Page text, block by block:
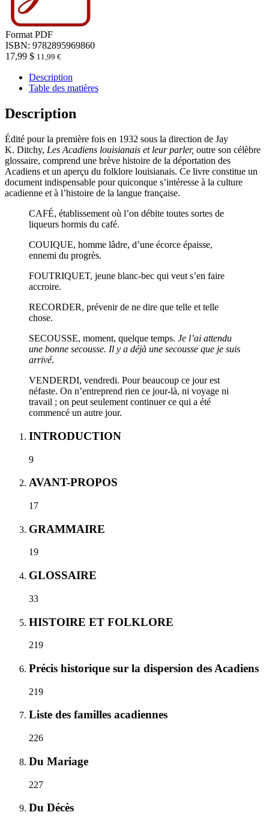
Format PDF
ISBN: 9782895969860
17,99 $ 11,99 €
Description
Table des matières
Description
Édité pour la première fois en 1932 sous la direction de Jay
K. Ditchy, Les Acadiens louisianais et leur parler, outre son célèbre
glossaire, comprend une brève histoire de la déportation des
Acadiens et un aperçu du folklore louisianais. Ce livre constitue un
document indispensable pour quiconque s’intéresse à la culture
acadienne et à l’histoire de la langue française.
CAFÉ, établissement où l’on débite toutes sortes de
liqueurs hormis du café.
COUIQUE, homme lâdre, d’une écorce épaisse,
ennemi du progrès.
FOUTRIQUET, jeune blanc-bec qui veut s’en faire
accroire.
RECORDER, prévenir de ne dire que telle et telle
chose.
SECOUSSE, moment, quelque temps. Je l’ai attendu
une bonne secousse. Il y a déjà une secousse que je suis
arrivé.
VENDERDI, vendredi. Pour beaucoup ce jour est
néfaste. On n’entreprend rien ce jour-là, ni voyage ni
travail ; on peut seulement continuer ce qui a été
commencé un autre jour.
INTRODUCTION
9
AVANT-PROPOS
17
GRAMMAIRE
19
GLOSSAIRE
33
HISTOIRE ET FOLKLORE
219
Précis historique sur la dispersion des Acadiens
219
Liste des familles acadiennes
226
Du Mariage
227
Du Décès